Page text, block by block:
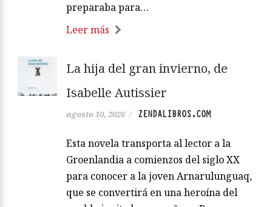
preparaba para…
Leer más
La hija del gran invierno, de
Isabelle Autissier
agosto 10, 2026 / ZENDALIBROS.COM
Esta novela transporta al lector a la
Groenlandia a comienzos del siglo XX
para conocer a la joven Arnarulunguaq,
que se convertirá en una heroína del